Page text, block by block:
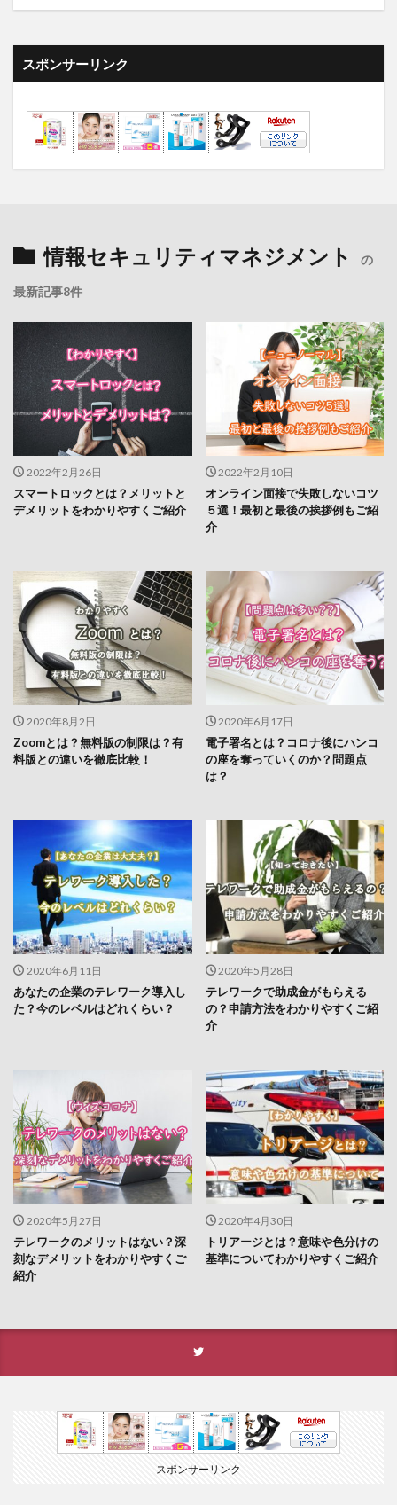
スポンサーリンク
情報セキュリティマネジメント の
最新記事8件
2022年2月26日
スマートロックとは？メリットと
デメリットをわかりやすくご紹介
2022年2月10日
オンライン面接で失敗しないコツ
５選！最初と最後の挨拶例もご紹
介
2020年8月2日
Zoomとは？無料版の制限は？有
料版との違いを徹底比較！
2020年6月17日
電子署名とは？コロナ後にハンコ
の座を奪っていくのか？問題点
は？
2020年6月11日
あなたの企業のテレワーク導入し
た？今のレベルはどれくらい？
2020年5月28日
テレワークで助成金がもらえる
の？申請方法をわかりやすくご紹
介
2020年5月27日
テレワークのメリットはない？深
刻なデメリットをわかりやすくご
紹介
2020年4月30日
トリアージとは？意味や色分けの
基準についてわかりやすくご紹介
スポンサーリンク